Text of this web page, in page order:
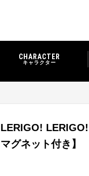
CHARACTER
キャラクター
LERIGO!
マグネット付き】